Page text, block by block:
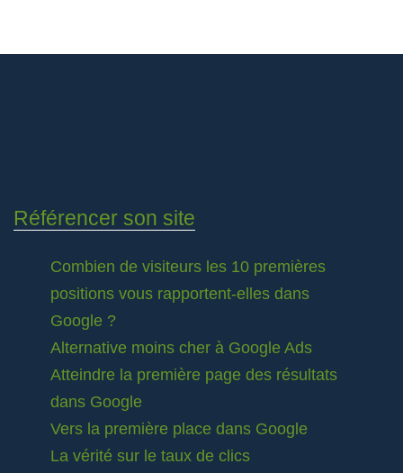
Référencer son site
Combien de visiteurs les 10 premières
positions vous rapportent-elles dans
Google ?
Alternative moins cher à Google Ads
Atteindre la première page des résultats
dans Google
Vers la première place dans Google
La vérité sur le taux de clics